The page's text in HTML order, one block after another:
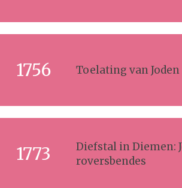
1756 Toelating van
1773
Diefstal in Diemen:
roversbendes